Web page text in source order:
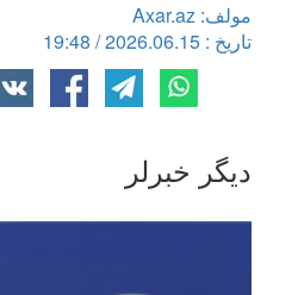
مولف: Axar.az
تاریخ : 2026.06.15 / 19:48
دیگر خبرلر